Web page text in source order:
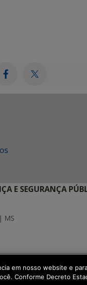
E SEGURANÇA
MS
Transformação
em nosso website e
Conforme Decreto